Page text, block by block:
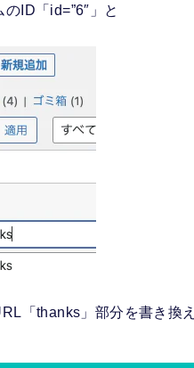
ID「id=”6″」と
「thanks」部分を書き換